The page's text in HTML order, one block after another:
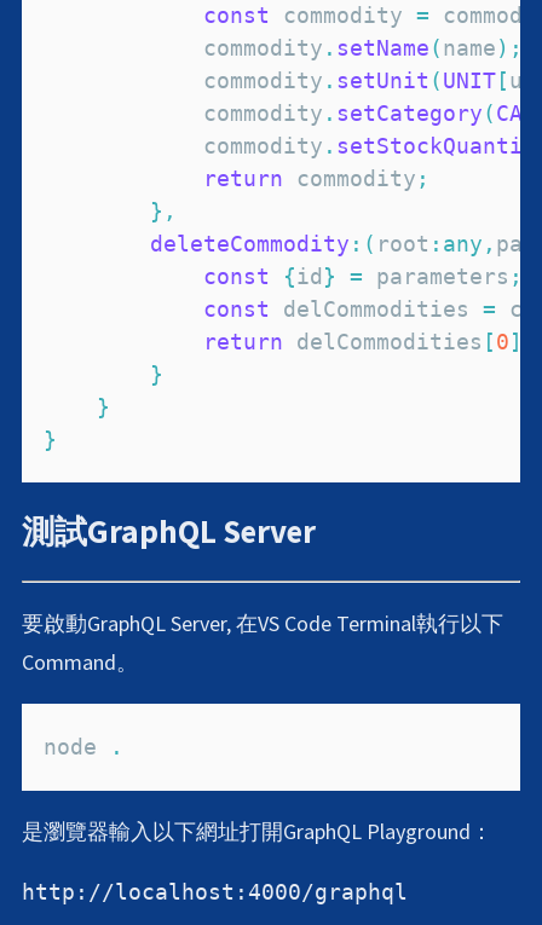
const commodity =
            commodity
. setName(name) ;
            commodity
. setUnit (UNIT[
            commodity
. setCategory(
            commodity
.
return commodity ;
} ,
deleteCommodity : ( root : any ,
const
{id} = parameters ;
const delCommodities =
return delCommodities [0]
}
}
}
測試GraphQL Server
要啟動GraphQL Server, 在VS Code Terminal執行以下
Command。
node .
是瀏覽器輸入以下網址打開GraphQL Playground：